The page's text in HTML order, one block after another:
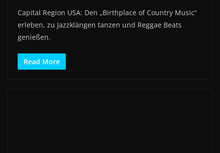
Capital Region USA: Den „Birthplace of Country Music“
erleben, zu Jazzklängen tanzen und Reggae Beats
genießen.
Read More